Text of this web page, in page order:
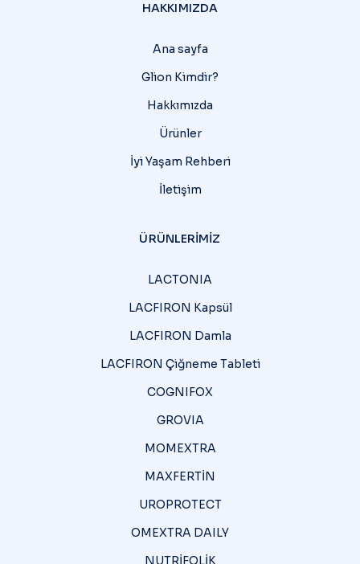
HAKKIMIZDA
Ana sayfa
Glion Kimdir?
Hakkımızda
Ürünler
İyi Yaşam Rehberi
İletişim
ÜRÜNLERIMIZ
LACTONIA
LACFIRON Kapsül
LACFIRON Damla
LACFIRON Çiğneme Tableti
COGNIFOX
GROVIA
MOMEXTRA
MAXFERTİN
UROPROTECT
OMEXTRA DAILY
NUTRİFOLİK